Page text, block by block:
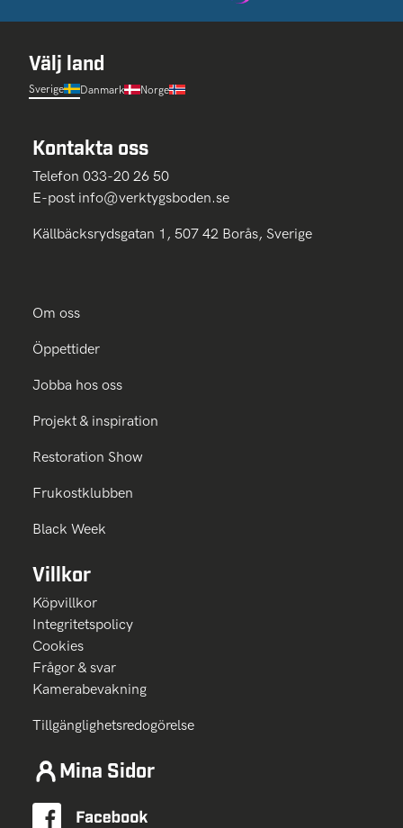
Välj land
Sverige Danmark Norge
Kontakta oss
Telefon 033-20 26 50
E-post info@verktygsboden.se
Källbäcksrydsgatan 1, 507 42 Borås, Sverige
Om oss
Öppettider
Jobba hos oss
Projekt & inspiration
Restoration Show
Frukostklubben
Black Week
Villkor
Köpvillkor
Integritetspolicy
Cookies
Frågor & svar
Kamerabevakning
Tillgänglighetsredogörelse
Mina Sidor